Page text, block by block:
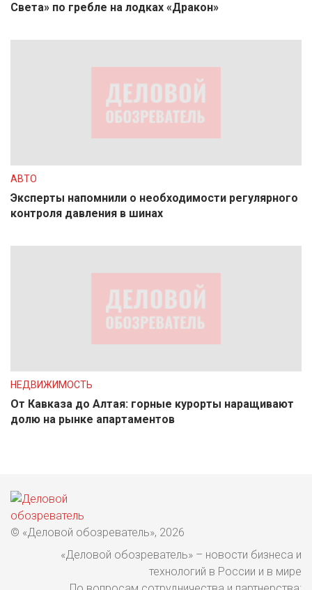
Света» по гребле на лодках «Дракон»
АВТО
Эксперты напомнили о необходимости регулярного
контроля давления в шинах
НЕДВИЖИМОСТЬ
От Кавказа до Алтая: горные курорты наращивают
долю на рынке апартаментов
© «Деловой обозреватель», 2026
«Деловой обозреватель» – новости бизнеса и
технологий в России и в мире